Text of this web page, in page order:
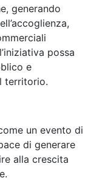
generando
possa
e
territorio.
un evento di
di generare
alla crescita